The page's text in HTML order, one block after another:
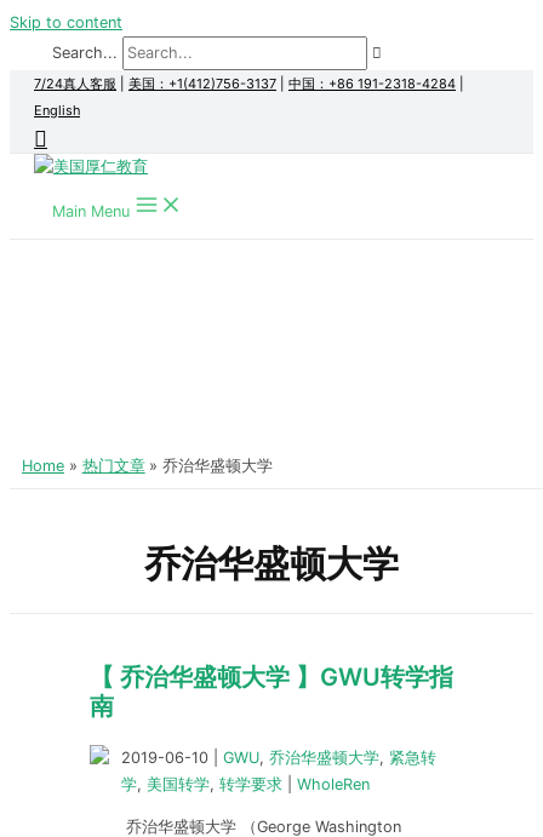
Skip to content
Search...
7/24真人客服 美国：+1(412)756-3137 中国：+86 191-2318-4284
English
Main Menu
Home 热门文章 乔治华盛顿大学
乔治华盛顿大学
【 乔治华盛顿大学 】GWU转学指
南
2019-06-10 GWU, 乔治华盛顿大学, 紧急转
学, 美国转学, 转学要求 WholeRen
乔治华盛顿大学 （George Washington